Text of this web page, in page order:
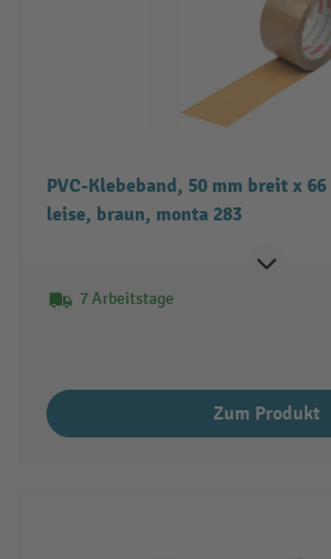
PVC-Klebeband, 50 mm breit x
leise, braun, monta 283
7 Arbeitstage
Zum Produkt